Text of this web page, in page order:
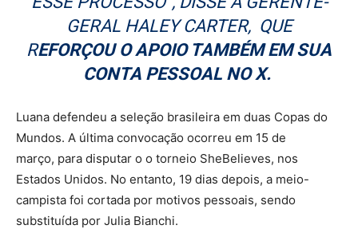
GERAL HALEY CARTER, QUE
REFORÇOU O APOIO TAMBÉM EM SUA
CONTA PESSOAL NO X.
Luana defendeu a seleção brasileira em duas Copas do
Mundos. A última convocação ocorreu em 15 de
março, para disputar o o torneio SheBelieves, nos
Estados Unidos. No entanto, 19 dias depois, a meio-
campista foi cortada por motivos pessoais, sendo
substituída por Julia Bianchi.